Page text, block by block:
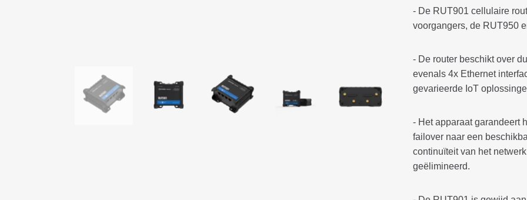
- De RUT901 cellulaire
voorgangers, de RUT950
- De router beschikt over
evenals 4x Ethernet
gevarieerde IoT
- Het apparaat garandeert
failover naar een
continuïteit van het
geëlimineerd.